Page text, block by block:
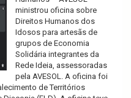
ministrou oficina sobre
Direitos Humanos dos
Idosos para artesãs de
grupos de Economia
Solidária integrantes da
Rede Ideia, assessoradas
pela AVESOL. A oficina foi
de Territórios